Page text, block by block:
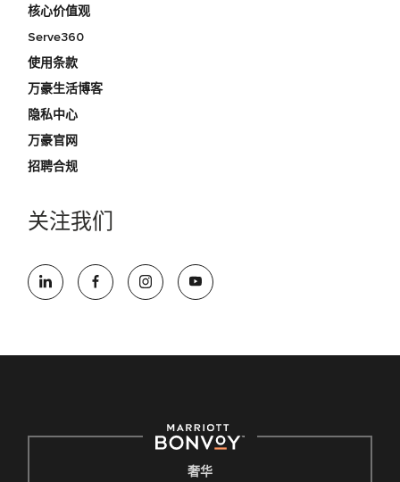
核心价值观
Serve360
使用条款
万豪生活博客
隐私中心
万豪官网
招聘合规
关注我们
奢华